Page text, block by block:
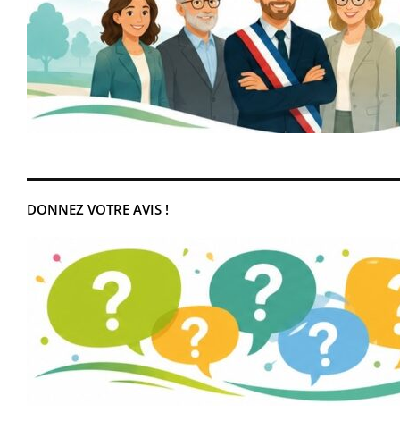
DONNEZ VOTRE AVIS !